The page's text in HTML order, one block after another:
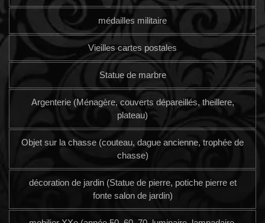
médailles militaire
Vieilles cartes postales
Statue de marbre
Argenterie (Ménagère, couverts dépareillés, theillere,
plateau)
Objet sur la chasse (couteau, dague ancienne, trophée de
chasse)
décoration de jardin (Statue de pierre, potiche pierre et
fonte salon de jardin)